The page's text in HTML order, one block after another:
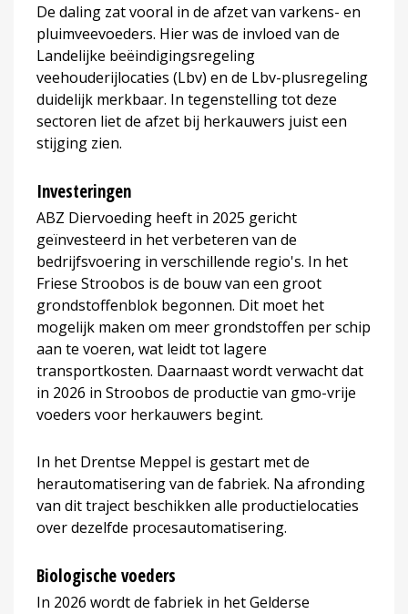
De daling zat vooral in de afzet van varkens- en
pluimveevoeders. Hier was de invloed van de
Landelijke beëindigingsregeling
veehouderijlocaties (Lbv) en de Lbv-plusregeling
duidelijk merkbaar. In tegenstelling tot deze
sectoren liet de afzet bij herkauwers juist een
stijging zien.
Investeringen
ABZ Diervoeding heeft in 2025 gericht
geïnvesteerd in het verbeteren van de
bedrijfsvoering in verschillende regio's. In het
Friese Stroobos is de bouw van een groot
grondstoffenblok begonnen. Dit moet het
mogelijk maken om meer grondstoffen per schip
aan te voeren, wat leidt tot lagere
transportkosten. Daarnaast wordt verwacht dat
in 2026 in Stroobos de productie van gmo-vrije
voeders voor herkauwers begint.
In het Drentse Meppel is gestart met de
herautomatisering van de fabriek. Na afronding
van dit traject beschikken alle productielocaties
over dezelfde procesautomatisering.
Biologische voeders
In 2026 wordt de fabriek in het Gelderse